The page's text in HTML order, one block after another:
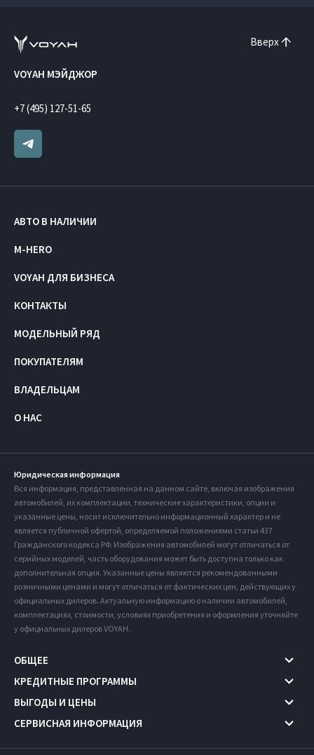
Вверх
VOYAH МЭЙДЖОР
+7 (495) 127-51-65
АВТО В НАЛИЧИИ
M-HERO
VOYAH ДЛЯ БИЗНЕСА
КОНТАКТЫ
МОДЕЛЬНЫЙ РЯД
ПОКУПАТЕЛЯМ
ВЛАДЕЛЬЦАМ
О НАС
Юридическая информация
Вся информация, представленная на данном сайте, включая изображения
автомобилей, их комплектации, технические характеристики, опции и
указанные цены, носит исключительно информационный характер и не
является публичной офертой, определяемой положениями статьи 437
Гражданского кодекса РФ. Изображения автомобилей могут отличаться от
серийных моделей, часть оборудования может быть доступна только как
дополнительная опция. Указанные цены являются рекомендованными
розничными ценами и могут отличаться от фактических цен, действующих у
официальных дилеров. Актуальную информацию о наличии автомобилей,
комплектациях, стоимости, условиях приобретения и оформления уточняйте
у официальных дилеров VOYAH.
ОБЩЕЕ
КРЕДИТНЫЕ ПРОГРАММЫ
ВЫГОДЫ И ЦЕНЫ
СЕРВИСНАЯ ИНФОРМАЦИЯ